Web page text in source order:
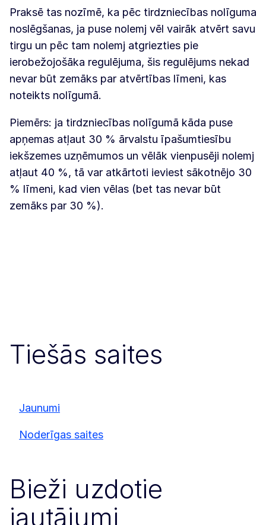
Praksē tas nozīmē, ka pēc tirdzniecības nolīguma
noslēgšanas, ja puse nolemj vēl vairāk atvērt savu
tirgu un pēc tam nolemj atgriezties pie
ierobežojošāka regulējuma, šis regulējums nekad
nevar būt zemāks par atvērtības līmeni, kas
noteikts nolīgumā.
Piemērs: ja tirdzniecības nolīgumā kāda puse
apņemas atļaut 30 % ārvalstu īpašumtiesību
iekšzemes uzņēmumos un vēlāk vienpusēji nolemj
atļaut 40 %, tā var atkārtoti ieviest sākotnējo 30
% līmeni, kad vien vēlas (bet tas nevar būt
zemāks par 30 %).
Tiešās saites
Jaunumi
Noderīgas saites
Bieži uzdotie
jautājumi